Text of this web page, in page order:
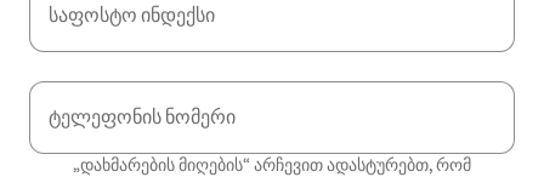
საფოსტო ინდექსი
ტელეფონის ნომერი
„დახმარების მიღების“ არჩევით ადასტურებთ, რომ